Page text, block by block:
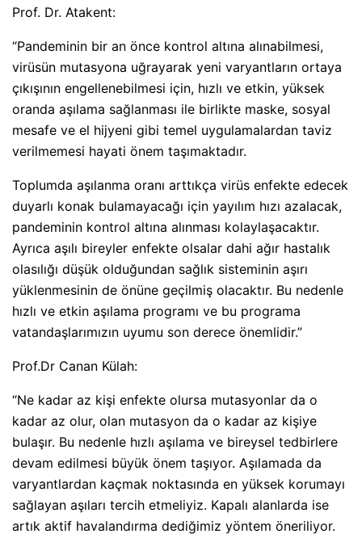
Prof. Dr. Atakent:
“Pandeminin bir an önce kontrol altına alınabilmesi,
virüsün mutasyona uğrayarak yeni varyantların ortaya
çıkışının engellenebilmesi için, hızlı ve etkin, yüksek
oranda aşılama sağlanması ile birlikte maske, sosyal
mesafe ve el hijyeni gibi temel uygulamalardan taviz
verilmemesi hayati önem taşımaktadır.
Toplumda aşılanma oranı arttıkça virüs enfekte edecek
duyarlı konak bulamayacağı için yayılım hızı azalacak,
pandeminin kontrol altına alınması kolaylaşacaktır.
Ayrıca aşılı bireyler enfekte olsalar dahi ağır hastalık
olasılığı düşük olduğundan sağlık sisteminin aşırı
yüklenmesinin de önüne geçilmiş olacaktır. Bu nedenle
hızlı ve etkin aşılama programı ve bu programa
vatandaşlarımızın uyumu son derece önemlidir.”
Prof.Dr Canan Külah:
“Ne kadar az kişi enfekte olursa mutasyonlar da o
kadar az olur, olan mutasyon da o kadar az kişiye
bulaşır. Bu nedenle hızlı aşılama ve bireysel tedbirlere
devam edilmesi büyük önem taşıyor. Aşılamada da
varyantlardan kaçmak noktasında en yüksek korumayı
sağlayan aşıları tercih etmeliyiz. Kapalı alanlarda ise
artık aktif havalandırma dediğimiz yöntem öneriliyor.